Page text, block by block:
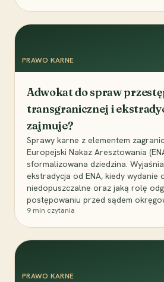
PRAWO KARNE
Adwokat do spraw
transgranicznej i
zajmuje?
Sprawy karne z elementem
Europejski Nakaz Aresztowania
sformalizowana dziedzina.
ekstradycja od ENA, kiedy wydanie
niedopuszczalne oraz jaką rolę
postępowaniu przed sądem
9 min czytania
PRAWO KARNE